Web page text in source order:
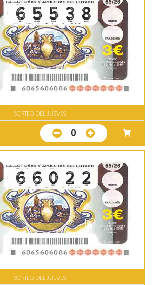
SORTEO DEL JUEVES
0
SORTEO DEL JUEVES